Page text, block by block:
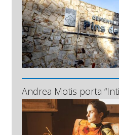
Andrea Motis porta